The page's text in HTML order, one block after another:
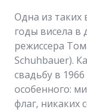
Одна из таких
годы висела
режиссера
Schuhbauer).
свадьбу в
особенного:
флаг, никаких